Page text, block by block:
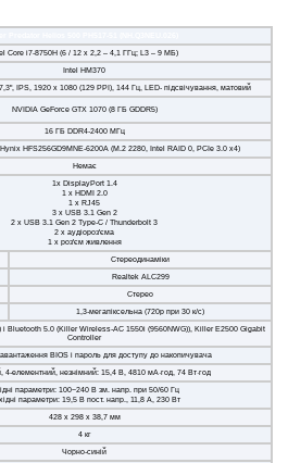
Core i7-8750H (6 / 12 х 2,2 – 4,1 ГГц; L3 – 9 МБ)
Intel HM370
IPS, 1920 x 1080 (129 PPI), 144 Гц, LED- підсвічування, матовий
NVIDIA GeForce GTX 1070 (8 ГБ GDDR5)
16 ГБ DDR4-2400 МГц
HFS256GD9MNE-6200A (M.2 2280, Intel RAID 0, PCIe 3.0 х4)
Немає
1x DisplayPort 1.4
1 x HDMI 2.0
1 x RJ45
3 x USB 3.1 Gen 2
2 x USB 3.1 Gen 2 Type-C / Thunderbolt 3
2 x аудіороз'єма
1 x роз'єм живлення
Стереодинаміки
Realtek ALC299
Стерео
1,3-мегапіксельна (720p при 30 к/с)
і Bluetooth 5.0 (Killer Wireless-AC 1550i (9560NWG)), Killer E2500 Gigabit
Controller
BIOS і пароль для доступу до накопичувача
4-елементний, незнімний: 15,4 В, 4810 мА·год, 74 Вт·год
параметри: 100~240 В зм. напр. при 50/60 Гц
параметри: 19,5 В пост. напр., 11,8 A, 230 Вт
428 x 298 x 38,7 мм
4 кг
Чорно-синій